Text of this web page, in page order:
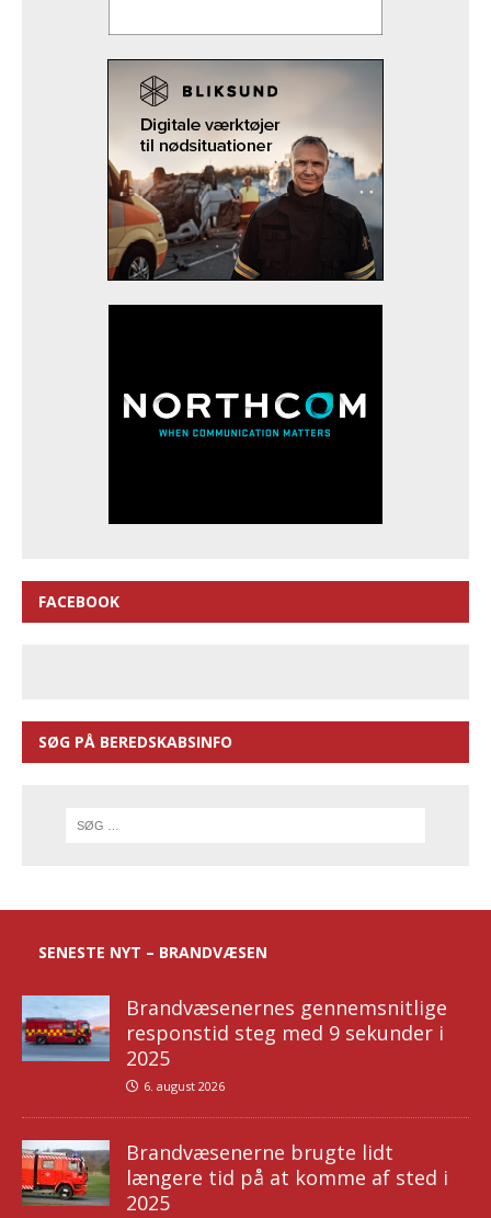
FACEBOOK
SØG PÅ BEREDSKABSINFO
SENESTE NYT – BRANDVÆSEN
Brandvæsenernes gennemsnitlige
responstid steg med 9 sekunder i
2025
6. august 2026
Brandvæsenerne brugte lidt
længere tid på at komme af sted i
2025